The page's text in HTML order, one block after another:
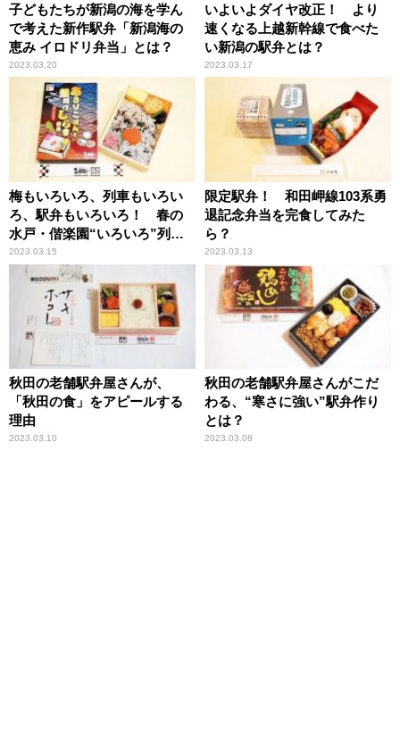
子どもたちが新潟の海を学ん
で考えた新作駅弁「新潟海の
恵み イロドリ弁当」とは？
2023.03.20
いよいよダイヤ改正！ より
速くなる上越新幹線で食べた
い新潟の駅弁とは？
2023.03.17
梅もいろいろ、列車もいろい
ろ、駅弁もいろいろ！ 春の
水戸・偕楽園“いろいろ”列車
旅
2023.03.15
限定駅弁！ 和田岬線103系勇
退記念弁当を完食してみた
ら？
2023.03.13
秋田の老舗駅弁屋さんが、
「秋田の食」をアピールする
理由
2023.03.10
秋田の老舗駅弁屋さんがこだ
わる、“寒さに強い”駅弁作り
とは？
2023.03.08